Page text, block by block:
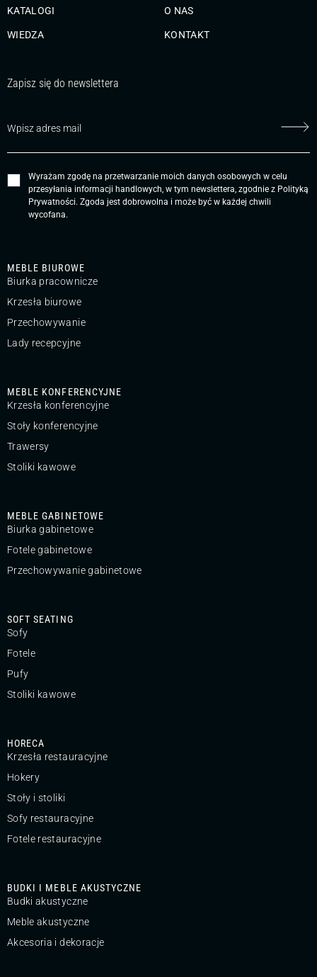
MEBLE BIUROWE
Biurka pracownicze
Krzesła biurowe
Przechowywanie
Lady recepcyjne
MEBLE KONFERENCYJNE
Krzesła konferencyjne
Stoły konferencyjne
Trawersy
Stoliki kawowe
MEBLE GABINETOWE
Biurka gabinetowe
Fotele gabinetowe
Przechowywanie gabinetowe
SOFT SEATING
Sofy
Fotele
Pufy
Stoliki kawowe
HORECA
Krzesła restauracyjne
Hokery
Stoły i stoliki
Sofy restauracyjne
Fotele restauracyjne
BUDKI I MEBLE AKUSTYCZNE
Budki akustyczne
Meble akustyczne
Akcesoria i dekoracje
KATALOGI
WIEDZA
O NAS
KONTAKT
Zapisz się do newslettera
Wyrażam zgodę na przetwarzanie moich danych osobowych w celu
przesyłania informacji handlowych, w tym newslettera, zgodnie z Polityką
Prywatności. Zgoda jest dobrowolna i może być w każdej chwili
wycofana.